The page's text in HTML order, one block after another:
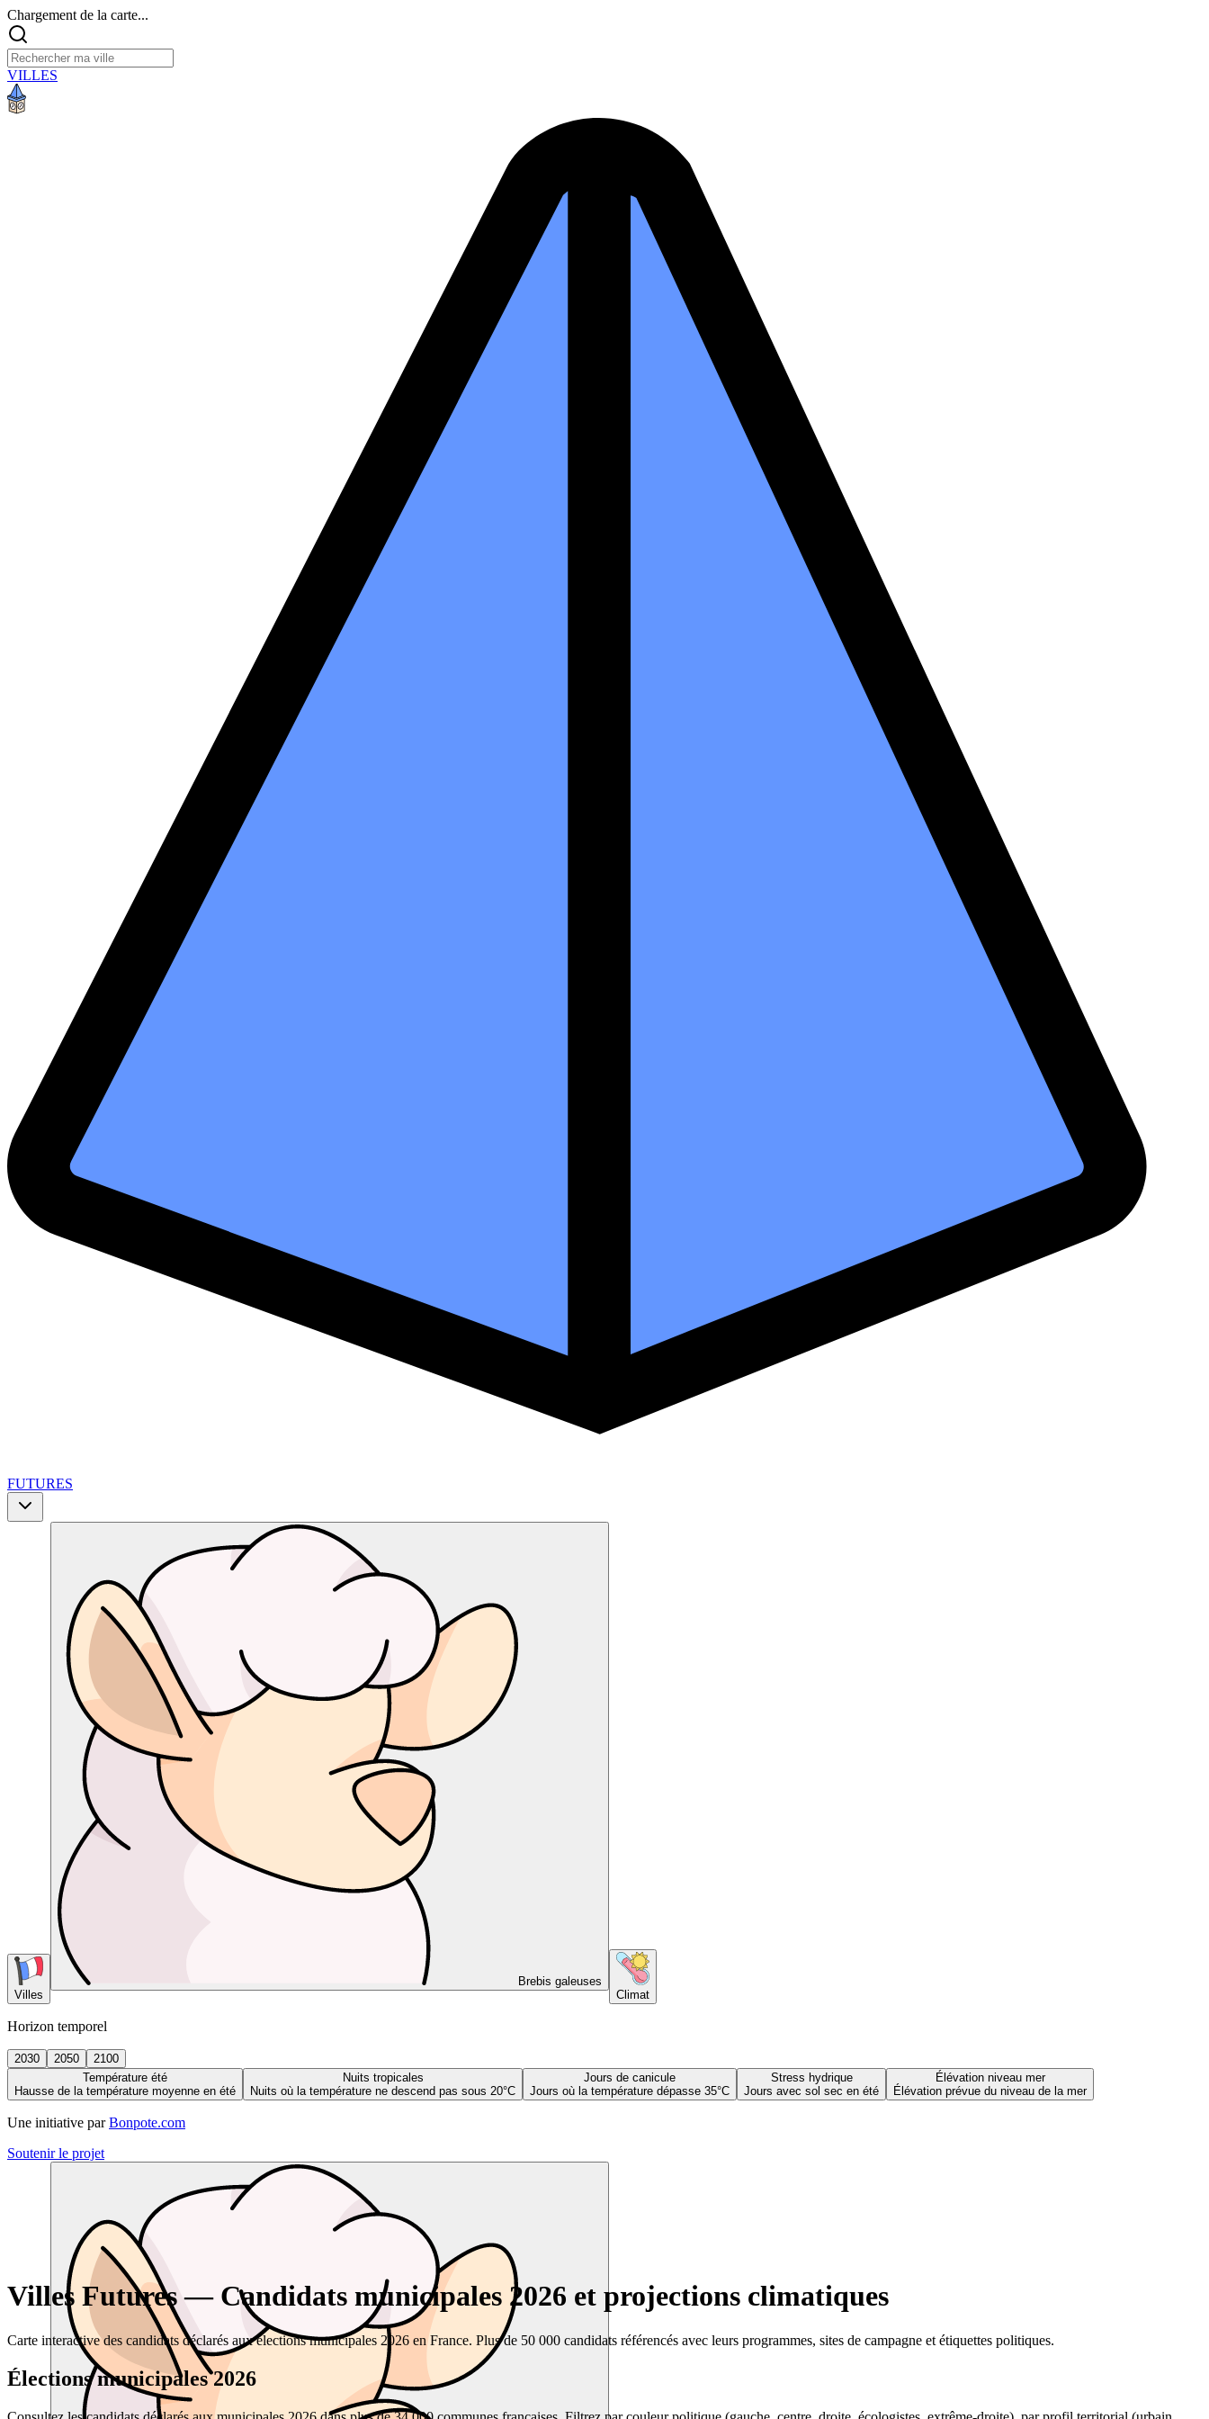
Chargement de la carte...
VILLES
FUTURES
Villes
Brebis galeuses
Climat
Horizon temporel
2030 2050
2100
Température été
Hausse de la température moyenne en été
Nuits tropicales
Nuits où la température ne descend pas sous 20°C
Jours de canicule
Jours où la température dépasse 35°C
Stress hydrique
Jours avec sol sec en été
Élévation niveau mer
Élévation prévue du niveau de la mer
Une initiative par Bonpote.com
Soutenir le projet
Villes Futures — Candidats municipales 2026 et projections climatiques
Carte interactive des candidats déclarés aux élections municipales 2026 en France. Plus de 50 000 candidats référencés avec leurs programmes, sites de campagne et étiquettes politiques.
Élections municipales 2026